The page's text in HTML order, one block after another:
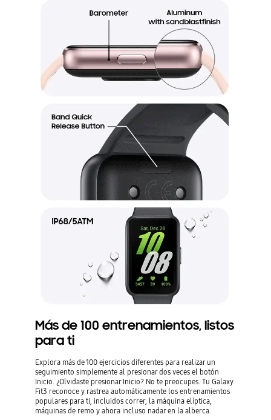
Más de 100 entrenamientos, listos
para ti
Explora más de 100 ejercicios diferentes para realizar un
seguimiento simplemente al presionar dos veces el botón
Inicio. ¿Olvidaste presionar Inicio? No te preocupes. Tu Galaxy
Fit3 reconoce y rastrea automáticamente los entrenamientos
populares para ti, incluidos correr, la máquina elíptica,
máquinas de remo y ahora incluso nadar en la alberca.